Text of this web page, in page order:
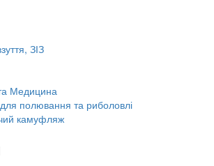
ЗІЗ
Медицина
полювання та риболовлі
камуфляж